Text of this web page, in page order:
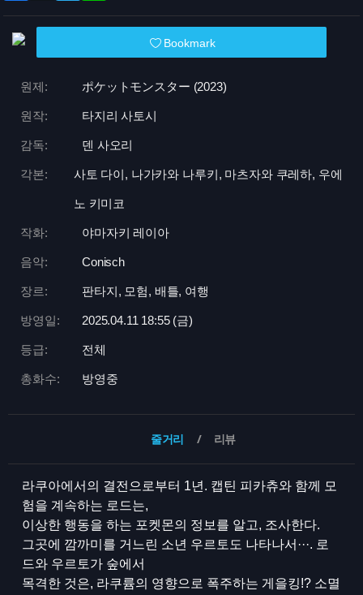
Bookmark
원제: ポケットモンスター (2023)
원작: 타지리 사토시
감독: 덴 사오리
각본: 사토 다이, 나가카와 나루키, 마츠자와 쿠레하, 우에
노 키미코
작화: 야마자키 레이아
음악: Conisch
장르: 판타지, 모험, 배틀, 여행
방영일: 2025.04.11 18:55 (금)
등급: 전체
총화수: 방영중
줄거리 리뷰
라쿠아에서의 결전으로부터 1년. 캡틴 피카츄와 함께 모
험을 계속하는 로드는,
이상한 행동을 하는 포켓몬의 정보를 알고, 조사한다.
그곳에 깜까미를 거느린 소년 우르토도 나타나서···. 로
드와 우르토가 숲에서
목격한 것은, 라쿠륨의 영향으로 폭주하는 게을킹!? 소멸